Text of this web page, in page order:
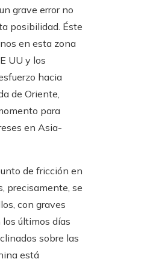
grave error no
posibilidad. Éste
en esta zona
UU y los
hacia
de Oriente,
para
en Asia-
de fricción en
precisamente, se
con graves
últimos días
sobre las
está